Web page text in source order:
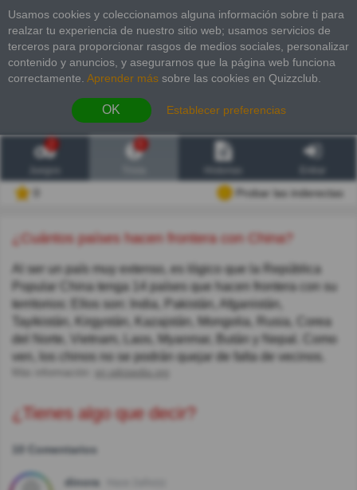
Usamos cookies y coleccionamos alguna información sobre ti para
realzar tu experiencia de nuestro sitio web; usamos servicios de
terceros para proporcionar rasgos de medios sociales, personalizar
contenido y anuncios, y asegurarnos que la página web funciona
correctamente. Aprender más sobre las cookies en Quizzclub.
OK Establecer preferencias
2
Probar las inderectas
¿Cuántos países hacen frontera con China?
Al ser un país muy extenso, es lógico que la República
Popular China tenga 14 países que hacen frontera con su
territorios: Ellos son: India, Pakistán, Afganistán,
Tayikistán, Kirgystán, Kazajstán, Mongolia, Rusia, Corea
del Norte, Vietnam, Laos, Myanmar, Bután y Nepal. Como
ven, los chinos no se podrán quejar de falta de vecinos.
en.wikipedia.org
¿Tienes algo que decir?
10 Comentarios
dinora